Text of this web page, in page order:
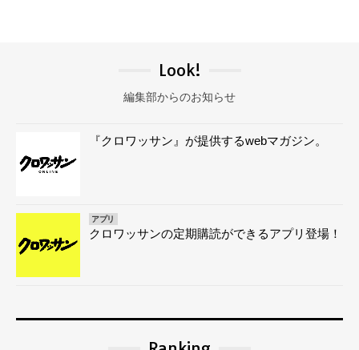
Look!
編集部からのお知らせ
『クロワッサン』が提供するwebマガジン。
アプリ
クロワッサンの定期購読ができるアプリ登場！